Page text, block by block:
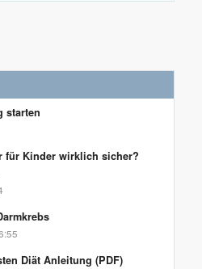
starten
für Kinder wirklich sicher?
Diät Anleitung (PDF)